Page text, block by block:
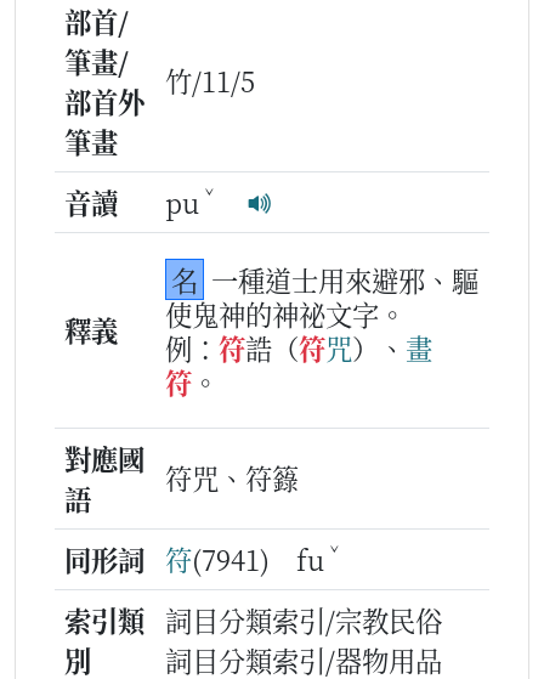
部首/
筆畫/
部首外
筆畫
竹/11/5
音讀 pu ˇ
釋義
名 一種道士用來避邪、驅
使鬼神的神祕文字。
例： 符誥（符咒）、 畫
符 。
對應國
語
符咒、符籙
同形詞 符(7941) fu ˇ
索引類
別
詞目分類索引/宗教民俗
詞目分類索引/器物用品